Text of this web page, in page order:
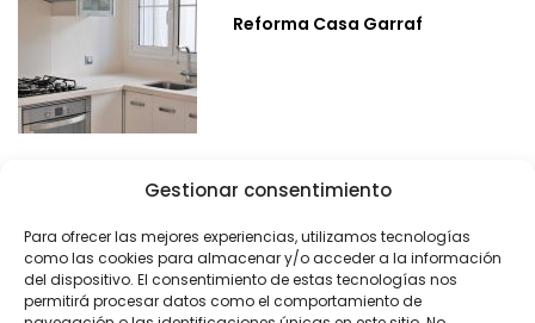
Gestionar consentimiento
Para ofrecer las mejores experiencias, utilizamos tecnologías
como las cookies para almacenar y/o acceder a la información
del dispositivo. El consentimiento de estas tecnologías nos
permitirá procesar datos como el comportamiento de
Reforma Casa Garraf